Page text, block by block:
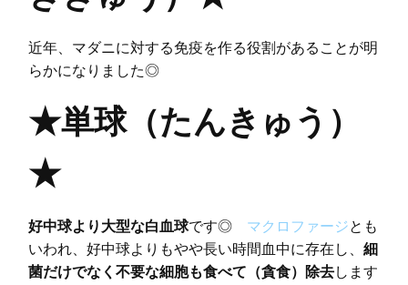
近年、マダニに対する免疫を作る役割があることが明
らかになりました◎
★単球（たんきゅう）
★
好中球より大型な白血球です◎ マクロファージとも
いわれ、好中球よりもやや長い時間血中に存在し、 細
菌だけでなく不要な細胞も食べて（貪食）除去します